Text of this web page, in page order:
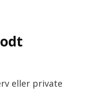
eller private